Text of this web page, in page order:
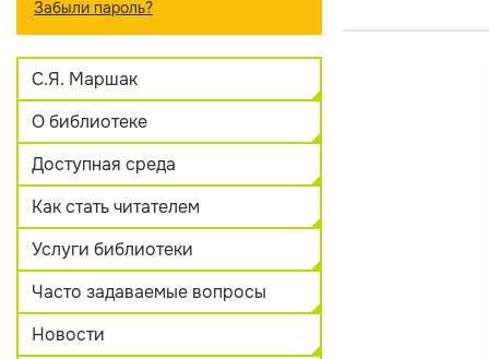
Забыли пароль?
С.Я. Маршак
О библиотеке
Доступная среда
Как стать читателем
Услуги библиотеки
Часто задаваемые вопросы
Новости